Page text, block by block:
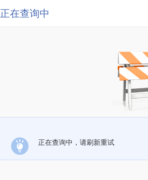
正在查询中
正在查询中，请刷新重试